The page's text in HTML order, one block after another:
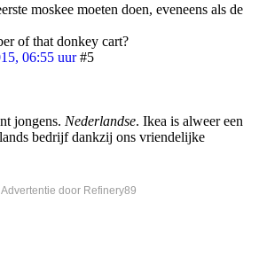
moskee moeten doen, eveneens als de
of that donkey cart?
06:55 uur #5
jongens. Nederlandse. Ikea is alweer een
bedrijf dankzij ons vriendelijke
door Refinery89